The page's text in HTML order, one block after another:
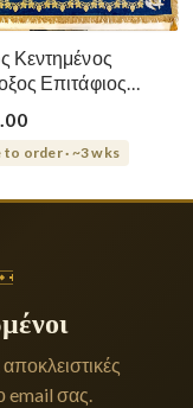
Κεντημένος
Επιτάφιος
to order · ~3 wks
email σας.